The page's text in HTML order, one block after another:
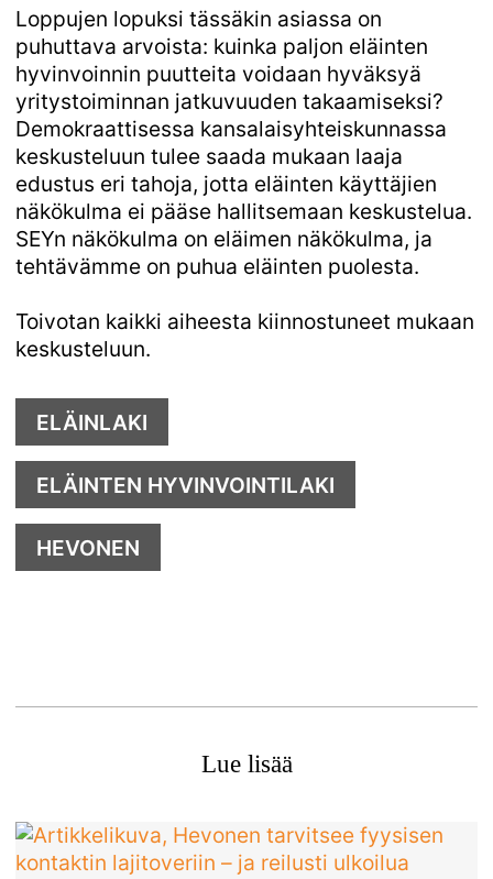
Loppujen lopuksi tässäkin asiassa on
puhuttava arvoista: kuinka paljon eläinten
hyvinvoinnin puutteita voidaan hyväksyä
yritystoiminnan jatkuvuuden takaamiseksi?
Demokraattisessa kansalaisyhteiskunnassa
keskusteluun tulee saada mukaan laaja
edustus eri tahoja, jotta eläinten käyttäjien
näkökulma ei pääse hallitsemaan keskustelua.
SEYn näkökulma on eläimen näkökulma, ja
tehtävämme on puhua eläinten puolesta.
Toivotan kaikki aiheesta kiinnostuneet mukaan
keskusteluun.
ELÄINLAKI
ELÄINTEN HYVINVOINTILAKI
HEVONEN
Lue lisää